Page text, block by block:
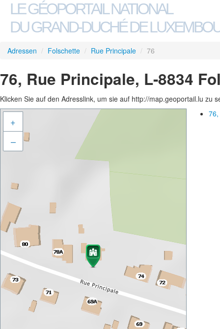
LE GÉOPORTAIL NATIONAL
DU GRAND-DUCHÉ DE
Adressen / Folschette / Rue Principale / 76
76, Rue Principale, L-8834
Klicken Sie auf den Adresslink, um sie auf http://map.geoportail.lu zu
+
–